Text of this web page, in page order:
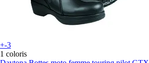
+-3
1 coloris